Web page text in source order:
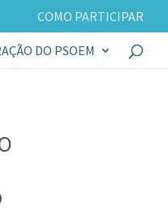
COMO PARTICIPAR
DO PSOEM